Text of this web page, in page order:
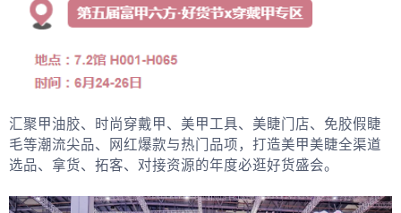
汇聚甲油胶、时尚穿戴甲、美甲工具、美睫门店、免胶假睫
毛等潮流尖品、网红爆款与热门品项，打造美甲美睫全渠道
选品、拿货、拓客、对接资源的年度必逛好货盛会。